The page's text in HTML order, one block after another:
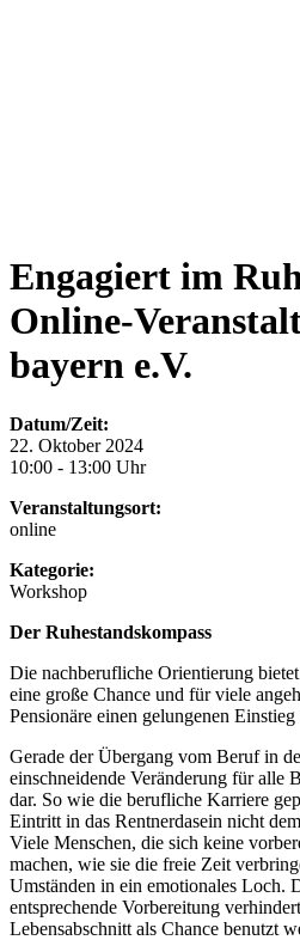
Engagiert im
Online-
bayern e.V.
Datum/Zeit:
22. Oktober 2024
10:00 - 13:00 Uhr
Veranstaltungsort:
online
Kategorie:
Workshop
Der Ruhestandskompass
Die nachberufliche Orientierung
eine große Chance und für viele
Pensionäre einen gelungenen
Gerade der Übergang vom Beruf in
einschneidende Veränderung für alle
dar. So wie die berufliche Karriere
Eintritt in das Rentnerdasein nicht
Viele Menschen, die sich keine
machen, wie sie die freie Zeit
Umständen in ein emotionales Loch.
entsprechende Vorbereitung
Lebensabschnitt als Chance benutzt